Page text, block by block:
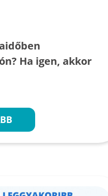
Ha igen, akkor